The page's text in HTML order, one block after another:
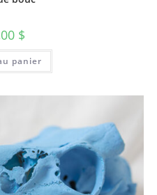
$
panier